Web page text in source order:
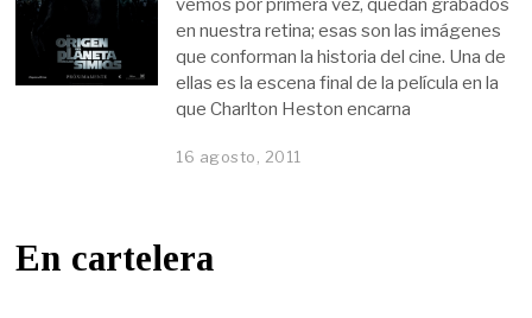
vemos por primera vez, quedan grabados
en nuestra retina; esas son las imágenes
que conforman la historia del cine. Una de
ellas es la escena final de la película en la
que Charlton Heston encarna
16 agosto, 2011
En cartelera